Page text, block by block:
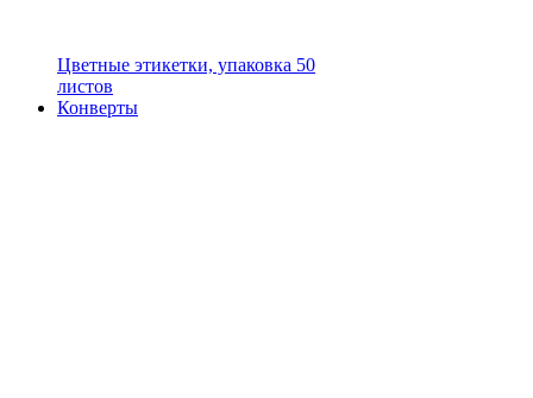
Цветные этикетки, упаковка 50
листов
Конверты